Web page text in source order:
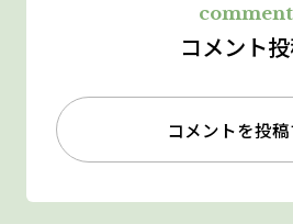
comment
コメント
コメントを投